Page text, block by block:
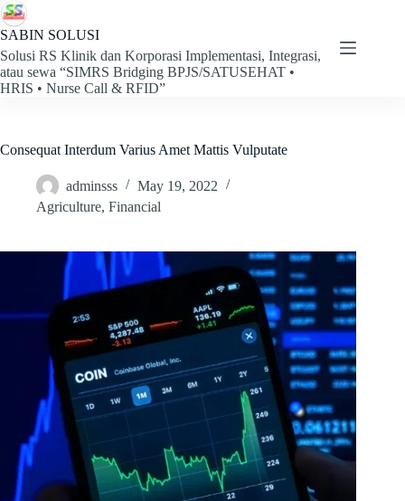
Skip
to
content
SABIN SOLUSI
Solusi RS Klinik dan Korporasi Implementasi, Integrasi,
atau sewa “SIMRS Bridging BPJS/SATUSEHAT •
HRIS • Nurse Call & RFID”
Consequat Interdum Varius Amet Mattis Vulputate
adminsss
May 19, 2022
Agriculture, Financial